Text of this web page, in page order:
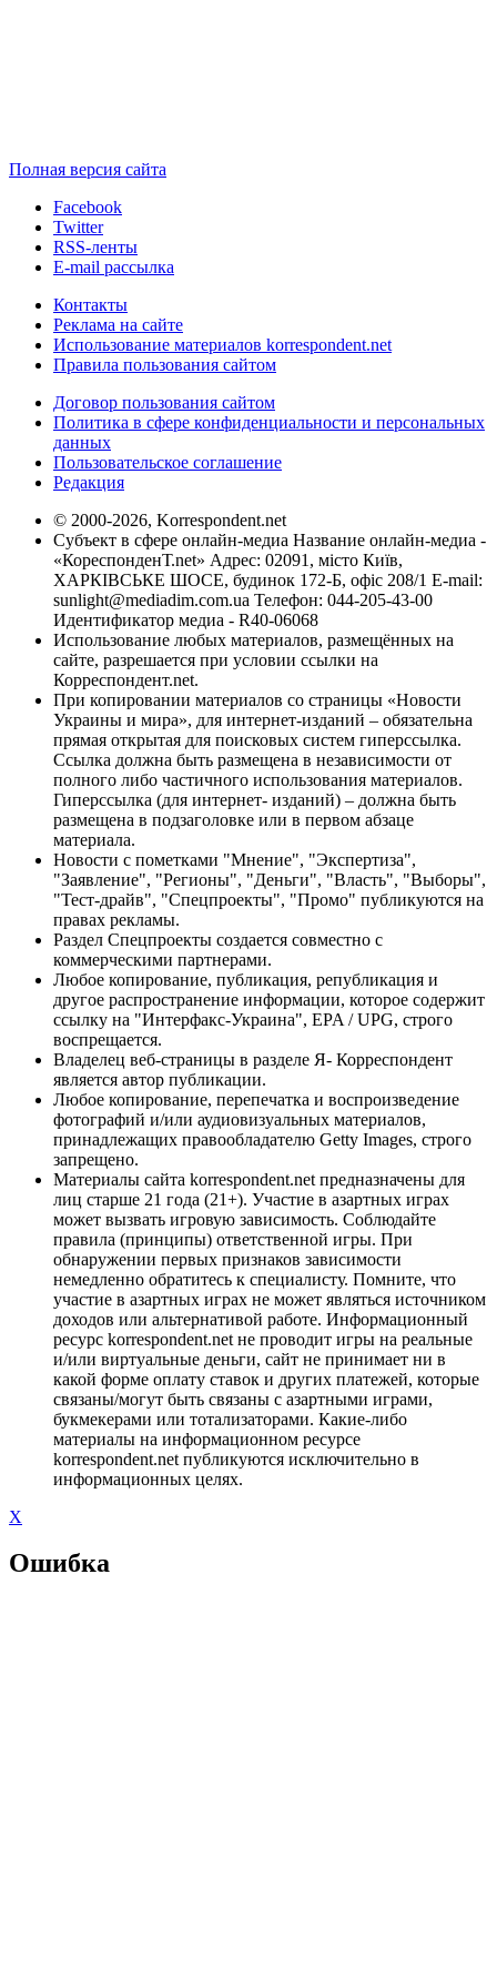
Полная версия сайта
Facebook
Twitter
RSS-ленты
E-mail рассылка
Контакты
Реклама на сайте
Использование материалов korrespondent.net
Правила пользования сайтом
Договор пользования сайтом
Политика в сфере конфиденциальности и персональных
данных
Пользовательское соглашение
Редакция
© 2000-2026, Korrespondent.net
Субъект в сфере онлайн-медиа Название онлайн-медиа -
«КореспонденТ.net» Адрес: 02091, місто Київ,
ХАРКІВСЬКЕ ШОСЕ, будинок 172-Б, офіс 208/1 E-mail:
sunlight@mediadim.com.ua Телефон: 044-205-43-00
Идентификатор медиа - R40-06068
Использование любых материалов, размещённых на
сайте, разрешается при условии ссылки на
Корреспондент.net.
При копировании материалов со страницы «Новости
Украины и мира», для интернет-изданий – обязательна
прямая открытая для поисковых систем гиперссылка.
Ссылка должна быть размещена в независимости от
полного либо частичного использования материалов.
Гиперссылка (для интернет- изданий) – должна быть
размещена в подзаголовке или в первом абзаце
материала.
Новости с пометками "Мнение", "Экспертиза",
"Заявление", "Регионы", "Деньги", "Власть", "Выборы",
"Тест-драйв", "Спецпроекты", "Промо" публикуются на
правах рекламы.
Раздел Спецпроекты создается совместно с
коммерческими партнерами.
Любое копирование, публикация, републикация и
другое распространение информации, которое содержит
ссылку на "Интерфакс-Украина", EPA / UPG, строго
воспрещается.
Владелец веб-страницы в разделе Я- Корреспондент
является автор публикации.
Любое копирование, перепечатка и воспроизведение
фотографий и/или аудиовизуальных материалов,
принадлежащих правообладателю Getty Images, строго
запрещено.
Материалы сайта korrespondent.net предназначены для
лиц старше 21 года (21+). Участие в азартных играх
может вызвать игровую зависимость. Соблюдайте
правила (принципы) ответственной игры. При
обнаружении первых признаков зависимости
немедленно обратитесь к специалисту. Помните, что
участие в азартных играх не может являться источником
доходов или альтернативой работе. Информационный
ресурс korrespondent.net не проводит игры на реальные
и/или виртуальные деньги, сайт не принимает ни в
какой форме оплату ставок и других платежей, которые
связаны/могут быть связаны с азартными играми,
букмекерами или тотализаторами. Какие-либо
материалы на информационном ресурсе
korrespondent.net публикуются исключительно в
информационных целях.
X
Ошибка